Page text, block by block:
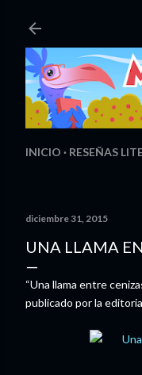
INICIO RESEÑAS
diciembre 31, 2015
UNA LLAMA
“Una llama entre
publicado por la